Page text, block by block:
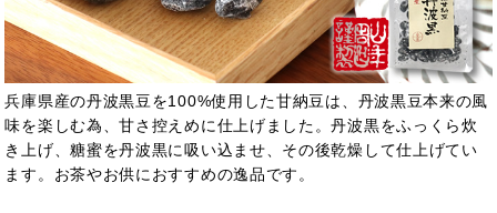
兵庫県産の丹波黒豆を100%使用した甘納豆は、丹波黒豆本来の風
味を楽しむ為、甘さ控えめに仕上げました。丹波黒をふっくら炊
き上げ、糖蜜を丹波黒に吸い込ませ、その後乾燥して仕上げてい
ます。お茶やお供におすすめの逸品です。